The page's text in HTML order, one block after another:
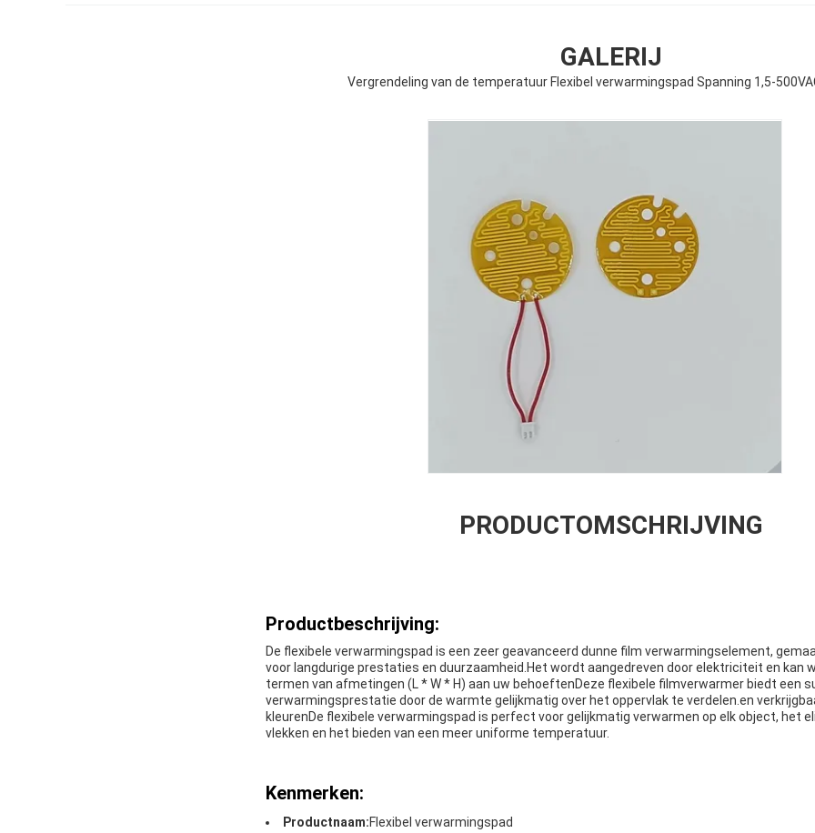
GALERIJ
Vergrendeling van de temperatuur Flexibel verwarmingspad Spanning 1,5-
PRODUCTOMSCHRIJVING
Productbeschrijving:
De flexibele verwarmingspad is een zeer geavanceerd dunne film verwarmingselement,
voor langdurige prestaties en duurzaamheid.Het wordt aangedreven door elektriciteit en kan
termen van afmetingen (L * W * H) aan uw behoeftenDeze flexibele filmverwarmer biedt een
verwarmingsprestatie door de warmte gelijkmatig over het oppervlak te verdelen.en
kleurenDe flexibele verwarmingspad is perfect voor gelijkmatig verwarmen op elk object, het
vlekken en het bieden van een meer uniforme temperatuur.
Kenmerken:
Productnaam:Flexibel verwarmingspad